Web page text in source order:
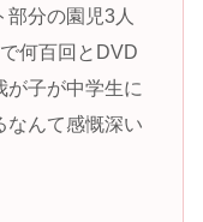
分の園児3人
何百回とDVD
が子が中学生に
なんて感慨深い